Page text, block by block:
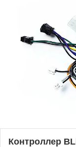
Контроллер